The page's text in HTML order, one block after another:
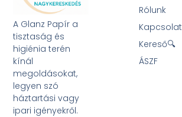
A Glanz Papír a
tisztaság és
higiénia terén
kínál
megoldásokat,
legyen szó
háztartási vagy
ipari igényekről.
Rólunk
Kapcsolat
Kereső🔍
ÁSZF